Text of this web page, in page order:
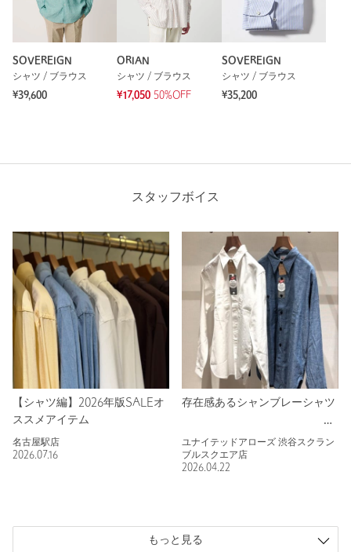
SOVEREIGN
シャツ / ブラウス
¥39,600
ORIAN
シャツ / ブラウス
¥17,050 50%OFF
SOVEREIGN
シャツ / ブラウス
¥35,200
スタッフボイス
【シャツ編】2026年版SALEオ
ススメアイテム
名古屋駅店
2026.07.16
存在感あるシャンブレーシャツ
ユナイテッドアローズ 渋谷スクラン
ブルスクエア店
2026.04.22
もっと見る